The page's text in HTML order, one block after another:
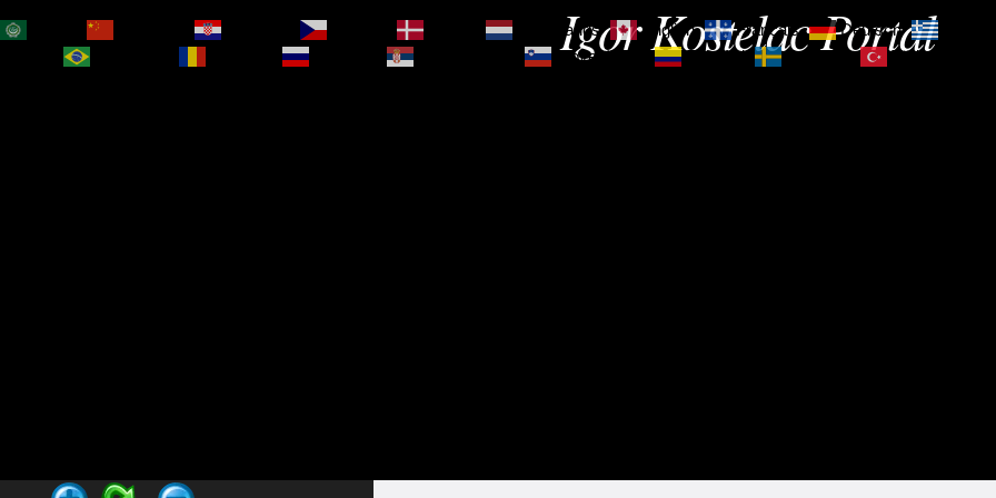
Igor Kostelac Portal
Nederlands English Français Deutsch
Slovenščina Español Svenska Türkçe